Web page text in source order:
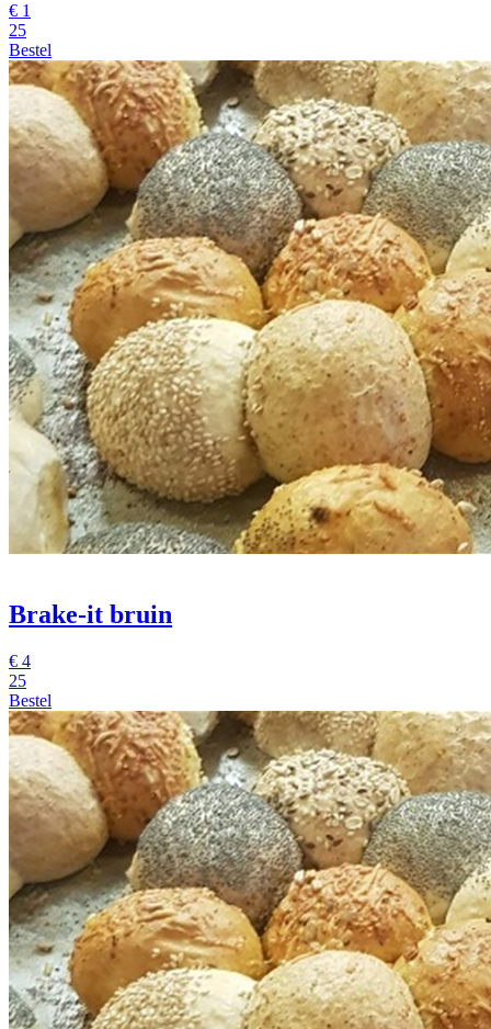
€ 1
25
Bestel
Brake-it bruin
€ 4
25
Bestel